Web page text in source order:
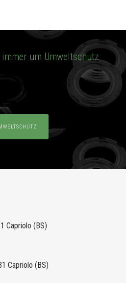
um Umweltschutz
Capriolo (BS)
Capriolo (BS)